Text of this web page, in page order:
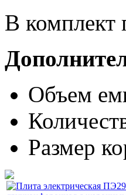
В комплект
Объем
Размер